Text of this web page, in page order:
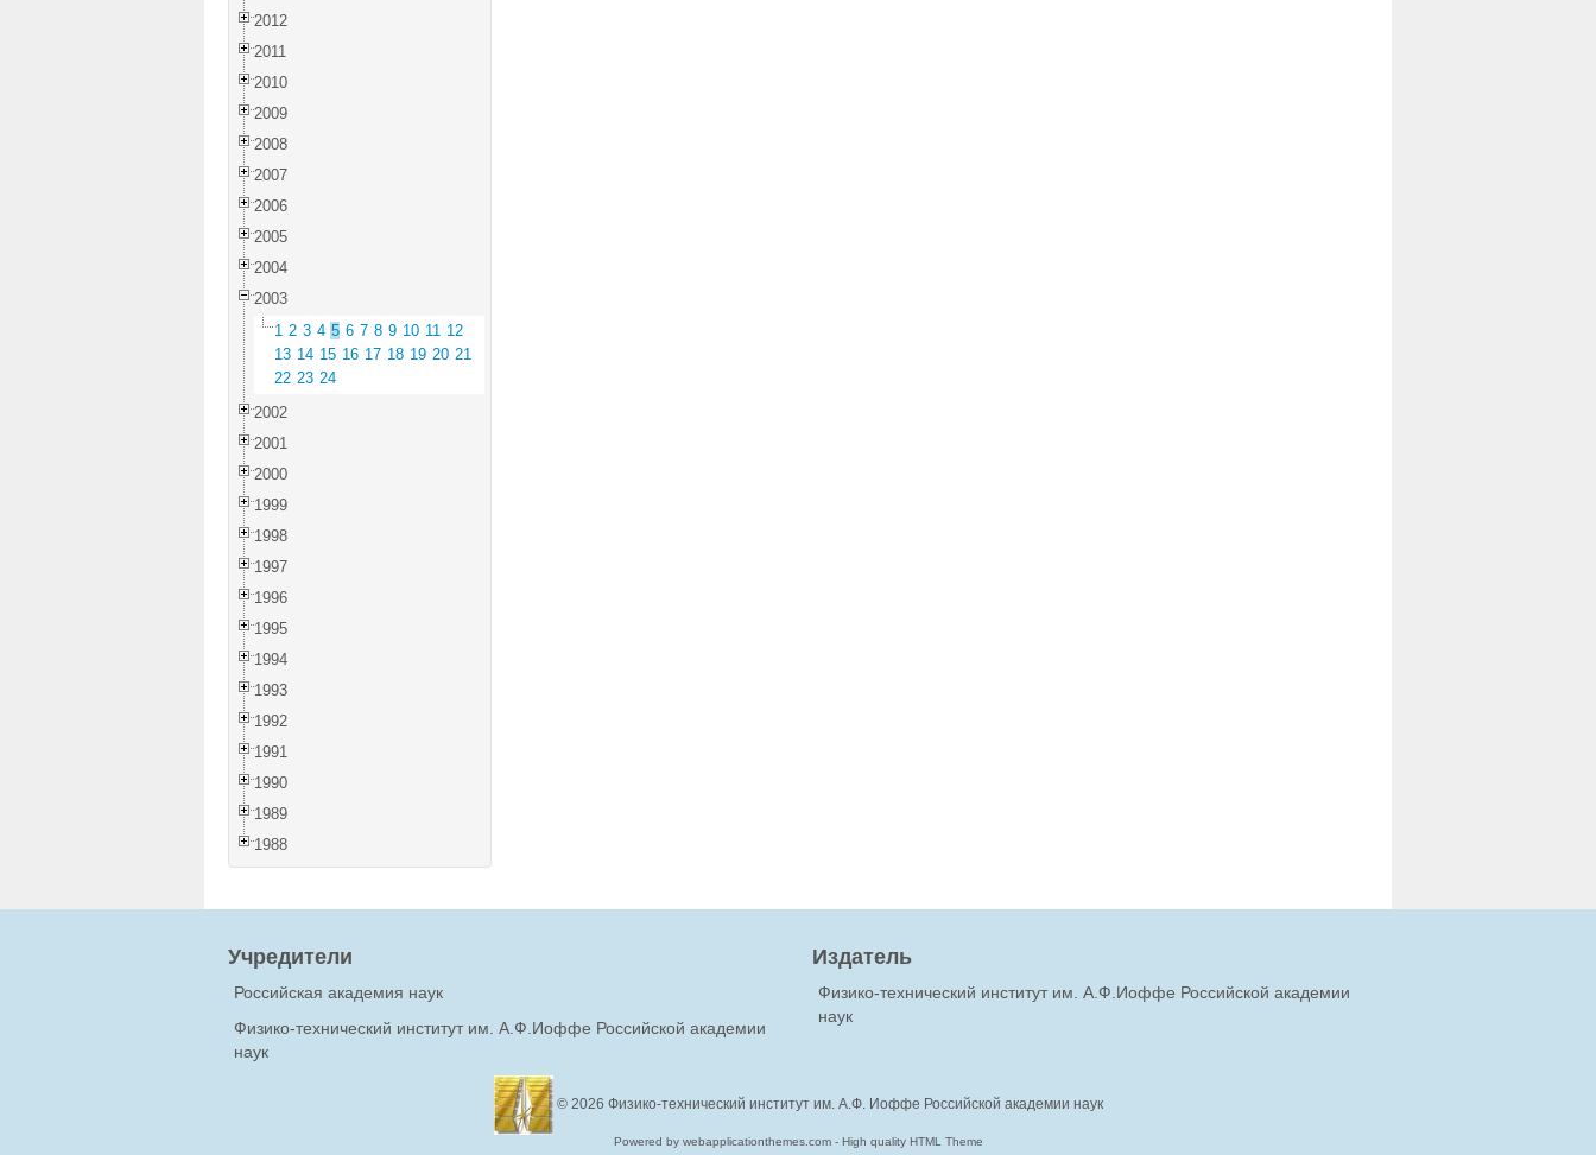
2012
2011
2010
2009
2008
2007
2006
2005
2004
2003
1 2 3 4 5 6 7 8 9 10 11 12
13 14 15 16 17 18 19 20 21
22 23 24
2002
2001
2000
1999
1998
1997
1996
1995
1994
1993
1992
1991
1990
1989
1988
Учредители
Российская академия наук
Физико-технический институт им. А.Ф.Иоффе Российской академии
наук
Издатель
Физико-технический институт им. А.Ф.Иоффе Российской академии
наук
© 2026 Физико-технический институт им. А.Ф. Иоффе Российской академии наук
Powered by webapplicationthemes.com - High quality HTML Theme